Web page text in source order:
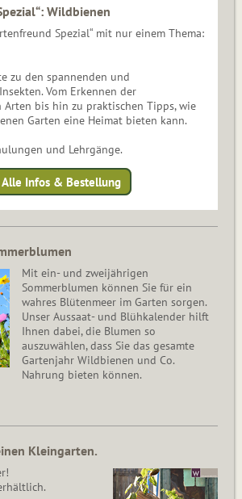
Wildbienen
Spezial“ mit nur einem Thema:
zu den spannenden und
Vom Erkennen der
Arten bis hin zu praktischen Tipps, wie
Garten eine Heimat bieten kann.
und Lehrgänge.
Alle Infos & Bestellung
Mit ein- und zweijährigen
Sommerblumen können Sie für ein
wahres Blütenmeer im Garten sorgen.
Unser Aussaat- und Blühkalender hilft
Ihnen dabei, die Blumen so
auszuwählen, dass Sie das gesamte
Gartenjahr Wildbienen und Co.
Nahrung bieten können.
Kleingarten.